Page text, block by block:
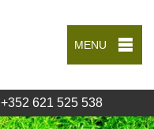
MENU
+352 621 525 538